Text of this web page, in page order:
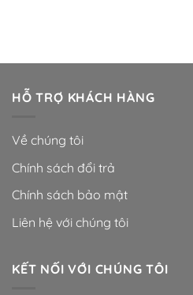
HỖ TRỢ KHÁCH HÀNG
Về chúng tôi
Chính sách đổi trả
Chính sách bảo mật
Liên hệ với chúng tôi
KẾT NỐI VỚI CHÚNG TÔI